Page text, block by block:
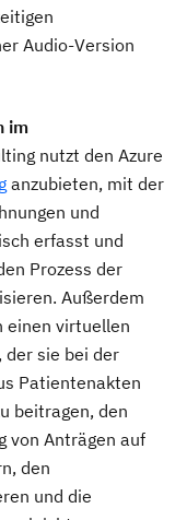
Audio-Version
im
nutzt den Azure
anzubieten, mit der
und
erfasst und
Prozess der
Außerdem
einen virtuellen
der sie bei der
Patientenakten
beitragen, den
von Anträgen auf
den
und die